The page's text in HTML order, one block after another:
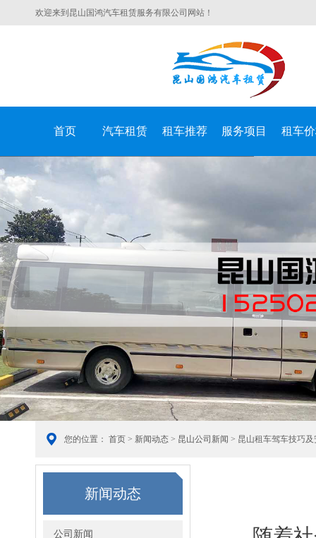
欢迎来到昆山国鸿汽车租赁服务有限公司网站！
昆山国鸿汽车租赁服务有限公司
首页 汽车租赁 租车推荐 服务项目 租车
您的位置： 首页 > 新闻动态 > 昆山公司新闻 > 昆山租车驾车技巧
新闻动态
公司新闻